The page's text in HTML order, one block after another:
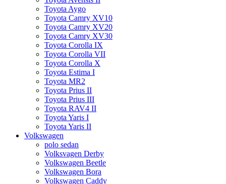
Toyota Aygo
Toyota Camry XV10
Toyota Camry XV20
Toyota Camry XV30
Toyota Corolla IX
Toyota Corolla VII
Toyota Corolla X
Toyota Estima I
Toyota MR2
Toyota Prius II
Toyota Prius III
Toyota RAV4 II
Toyota Yaris I
Toyota Yaris II
Volkswagen
polo sedan
Volksvagen Derby
Volkswagen Beetle
Volkswagen Bora
Volkswagen Caddy